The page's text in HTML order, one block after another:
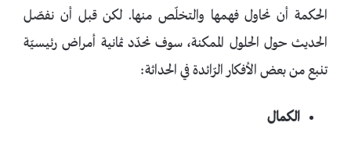
الحكمة أن نحاول فهمها والتخلّص منها. لكن قبل أن نفصّل
الحديث حول الحلول الممكنة، سوف نحدّد ثمانية أمراض رئيسيّة
تنبع من بعض الأفكار الرّائدة في الحداثة:
الكمال